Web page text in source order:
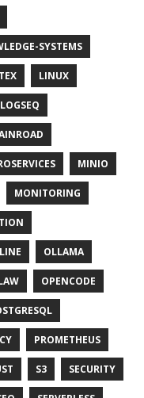
SYSTEMS
LINUX
LOGSEQ
MINIO
MONITORING
OLLAMA
OPENCODE
PROMETHEUS
S3 SECURITY